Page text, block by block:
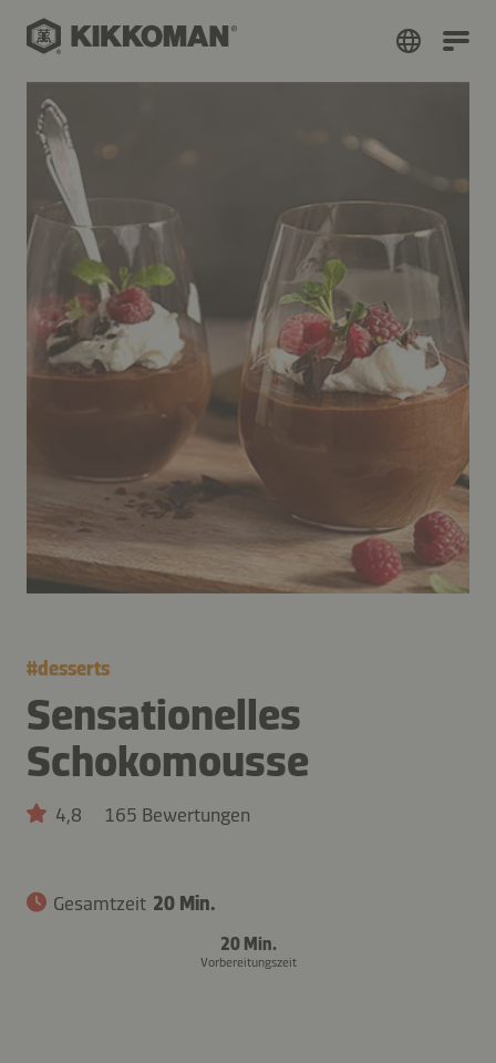
#desserts
Sensationelles
Schokomousse
4,8 165 Bewertungen
Gesamtzeit 20 Min.
20 Min.
Vorbereitungszeit